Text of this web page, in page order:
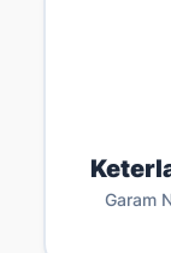
Garam